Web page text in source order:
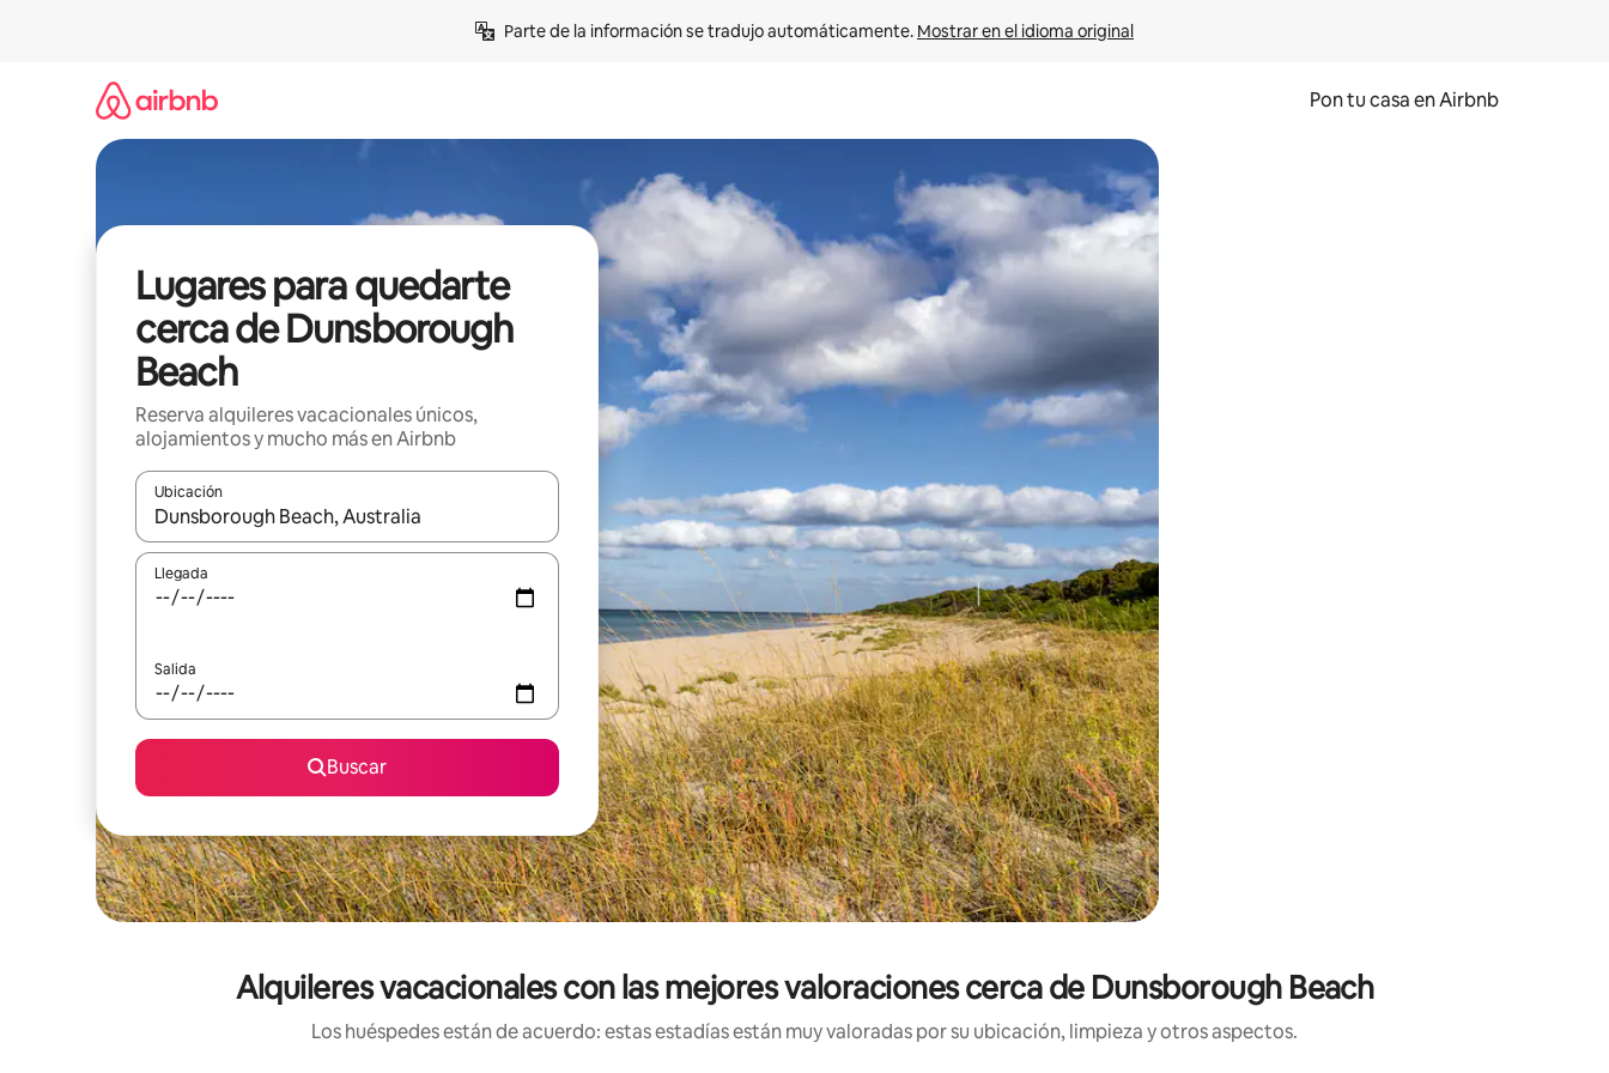
Parte de la información se tradujo automáticamente. Mostrar en el idioma original
Pon tu casa en Airbnb
Lugares para quedarte
cerca de Dunsborough
Beach
Reserva alquileres vacacionales únicos,
alojamientos y mucho más en Airbnb
Ubicación
Cuando los resultados estén disponibles, navega con las teclas de flecha hacia arriba y hacia abajo o explora con el tacto o desliza el dedo.
Llegada
Salida
Buscar
Alquileres vacacionales con las mejores valoraciones cerca de Dunsborough Beach
Los huéspedes están de acuerdo: estas estadías están muy valoradas por su ubicación, limpieza y otros aspectos.